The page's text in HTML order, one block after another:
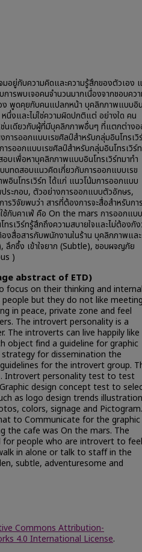
อยู่กับความคิดและความรู้สึกของตัวเอง
ารพบเจอคนจำนวนมากเนื่องจากชอบคว
ง พูดคุยกับคนแปลกหน้า บุคลิกภาพแบบอิน
นึ่งและไม่ใช่ความผิดปกติแต่ อย่างใด คน
ช่นเดียวกับผู้ที่มีบุคลิกภาพอื่นๆ ที่แตกต่าง
ารออกแบบเรขศิลป์สำหรับกลุ่มอินโทรเวิ
รออกแบบเรขศิลป์สำหรับกลุ่มอินโทรเวิร์ท
บเพื่อหาบุคลิกภาพแบบอินโทรเวิร์ทมาทำ
ทดสอบแนวคิดเกี่ยวกับการออกแบบเรข
นโทรเวิร์ท ได้แก่ แนวโน้มการออกแบบ
ะกอบ, ตัวอย่างการออกแบบตัวอักษร,
วิจัยพบว่า สารที่ต้องการจะสื่อสำหรับการ
ช้กับคาเฟ่ คือ On the mars การออกแบบ
ทรเวิร์ทรู้สึกถึงความสบายใจและไม่ต้องกั
องสื่อสารกับพนักงานในร้าน บุคลิกภาพและ
กซึ้ง เข้าใจยาก (Subtle), ชอบผจญภัย
)
abstract of ETD)
focus on their thinking and internal
but they do not like meeting
in peace, private zone and feel
The introvert personality is a
introverts can live happily like
object find a guideline for graphic
for dissemination the
for the introvert group.
Introvert personality test to test
design concept test to
as logo design trends illustration
colors, signage and Pictogram.
to Communicate for the graphic
the cafe was On the mars. The
for people who are introvert to feel
in alone or talk to staff in the
subtle, adventuresome and
Commons Attribution-
4.0 International License.